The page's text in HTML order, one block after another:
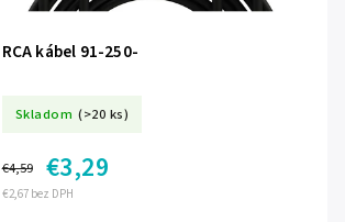
RCA kábel 91-250-
Skladom (>20 ks)
€2,67 bez DPH
€4,59 €3,29